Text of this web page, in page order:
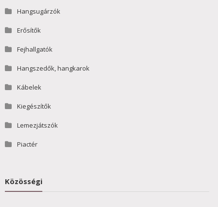
Hangsugárzók
Erősítők
Fejhallgatók
Hangszedők, hangkarok
Kábelek
Kiegészítők
Lemezjátszók
Piactér
Közösségi